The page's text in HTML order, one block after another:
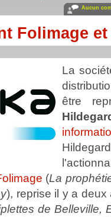
Aucun
Folimage
La
être
(La
), reprise il y a
de Belleville,